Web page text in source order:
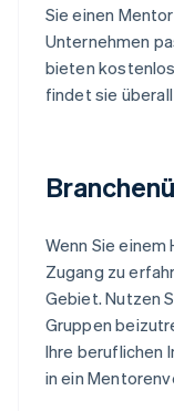
Sie einen
Unternehmen
bieten
findet sie überall
Wenn Sie
Zugang zu
Gebiet. Nutzen
Gruppen
Ihre beruflichen
in ein